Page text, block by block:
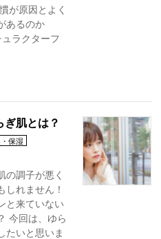
が原因とよく
あるのか
ラクターフ
ぎ肌とは？
保湿
の調子が悪く
れません！
と来ていない
今回は、ゆら
たいと思いま